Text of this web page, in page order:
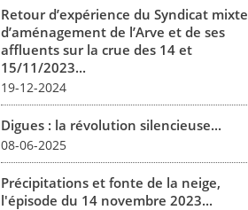
Retour d’expérience du Syndicat mixte
d’aménagement de l’Arve et de ses
affluents sur la crue des 14 et
15/11/2023...
19-12-2024
Digues : la révolution silencieuse...
08-06-2025
Précipitations et fonte de la neige,
l'épisode du 14 novembre 2023...